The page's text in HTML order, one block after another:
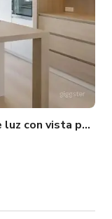
Apartamento en Alicante lleno de luz con vista panorámica al mar